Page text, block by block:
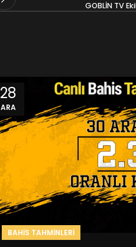
GOBLİN TV
28
ARA
BAHIS TAHMINLERI